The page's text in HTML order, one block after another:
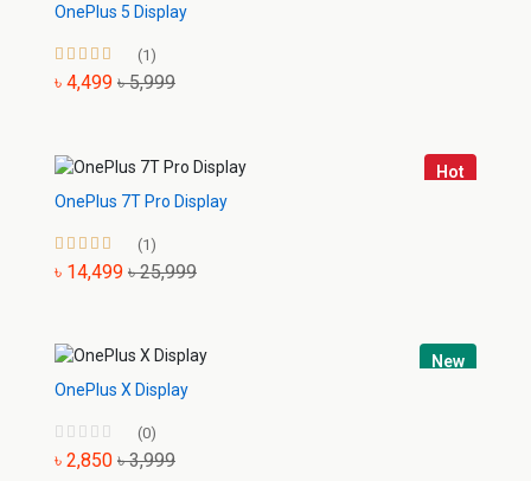
OnePlus 5 Display
(1)
৳ 4,499 ৳ 5,999
Hot
OnePlus 7T Pro Display
(1)
৳ 14,499 ৳ 25,999
New
OnePlus X Display
(0)
৳ 2,850 ৳ 3,999